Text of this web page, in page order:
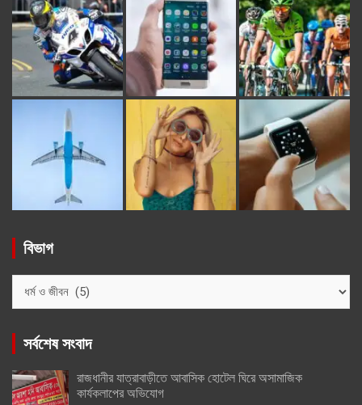
বিভাগ
সর্বশেষ সংবাদ
রাজধানীর যাত্রাবাড়ীতে আবাসিক হোটেল ঘিরে অসামাজিক
কার্যকলাপের অভিযোগ